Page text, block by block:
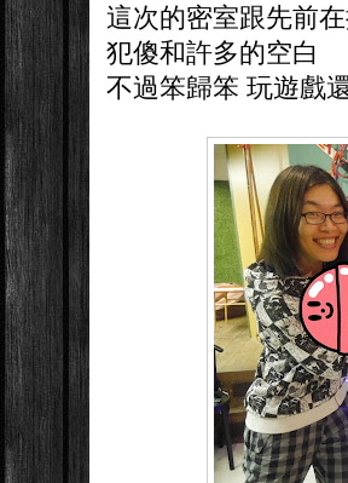
這次的密室跟先前
犯傻和許多的空白
不過笨歸笨 玩遊戲